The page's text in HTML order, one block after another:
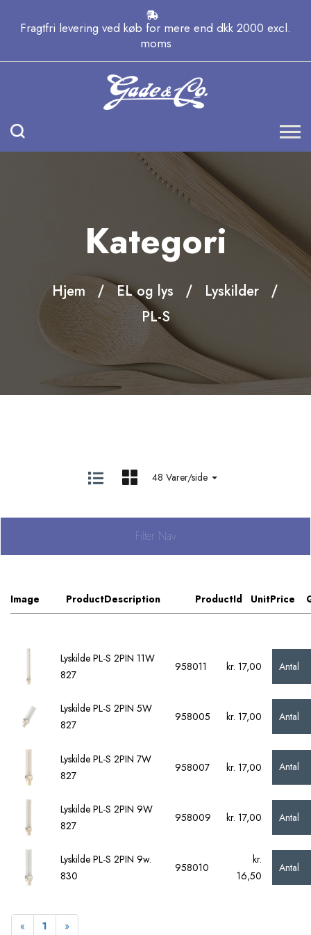
Fragtfri levering ved køb for mere end dkk 2000 excl.
moms
Kategori
Hjem EL og lys
Lyskilder
PL-S
48 Varer/side
Filter Nav
Image ProductDescription ProductId UnitPrice
Lyskilde PL-S 2PIN 11W
827
958011 kr. 17,00 Antal
Lyskilde PL-S 2PIN 5W
827
958005 kr. 17,00 Antal
Lyskilde PL-S 2PIN 7W
827
958007 kr. 17,00 Antal
Lyskilde PL-S 2PIN 9W
827
958009 kr. 17,00 Antal
Lyskilde PL-S 2PIN 9w.
830
958010
kr.
16,50
Antal
« Forrige
1 »Næste